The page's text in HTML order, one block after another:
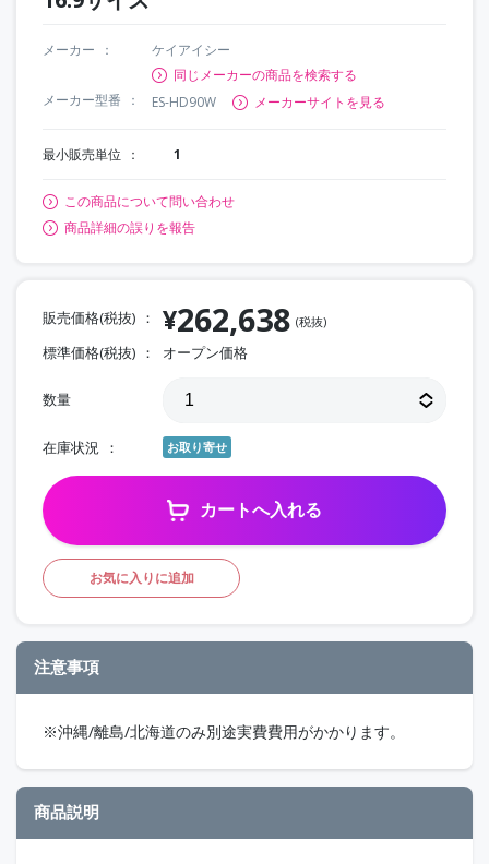
メーカー
ケイアイシー
同じメーカーの商品を検索する
メーカー型番
ES-HD90W メーカーサイトを見る
最小販売単位 1
この商品について問い合わせ
商品詳細の誤りを報告
販売価格(税抜) ¥262,638 (税抜)
標準価格(税抜) オープン価格
数量
在庫状況 お取り寄せ
カートへ入れる
お気に入りに追加
注意事項
※沖縄/離島/北海道のみ別途実費費用がかかります。
商品説明